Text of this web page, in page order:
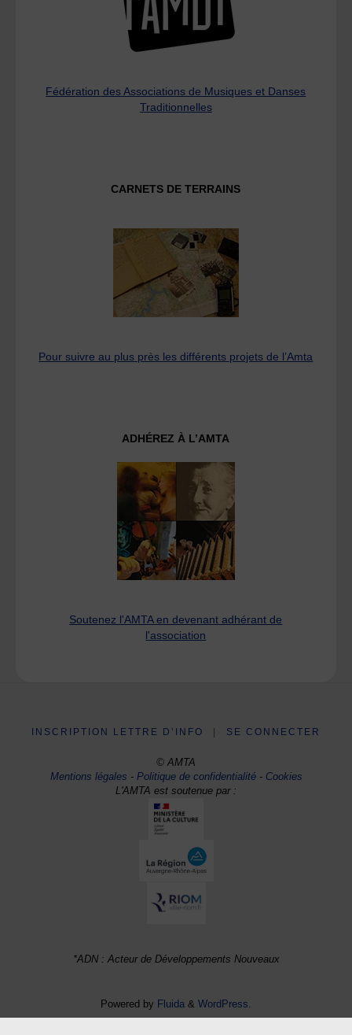
Fédération des Associations de Musiques et Danses
Traditionnelles
CARNETS DE TERRAINS
Pour suivre au plus près les différents projets de l’Amta
ADHÉREZ À L’AMTA
Soutenez l'AMTA en devenant adhérant de
l'association
INSCRIPTION LETTRE D’INFO SE CONNECTER
© AMTA
Mentions légales -Politique de confidentialité- Cookies
L'AMTA est soutenue par :
*ADN : Acteur de Développements Nouveaux
Powered by Fluida & WordPress.